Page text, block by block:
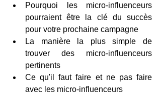
Pourquoi les micro-influenceurs
pourraient être la clé du succès
pour votre prochaine campagne
La manière la plus simple de
trouver des micro-influenceurs
pertinents
Ce qu'il faut faire et ne pas faire
avec les micro-influenceurs